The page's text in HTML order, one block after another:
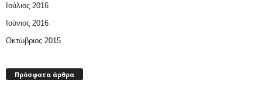
Ιούλιος 2016
Ιούνιος 2016
Οκτώβριος 2015
Πρόσφατα άρθρα